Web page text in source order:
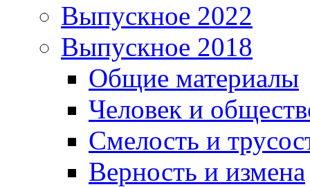
Выпускное 2022
Выпускное 2018
Общие материалы
Человек и
Смелость и
Верность и измена